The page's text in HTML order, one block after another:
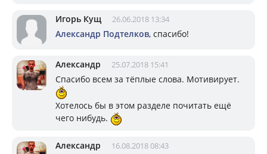
Игорь Кущ 26.06.2018 13:34
Александр Подтелков, спасибо!
Александр 25.07.2018 15:41
Спасибо всем за тёплые слова. Мотивирует.
Хотелось бы в этом разделе почитать ещё
чего нибудь.
Александр 16.08.2018 08:43